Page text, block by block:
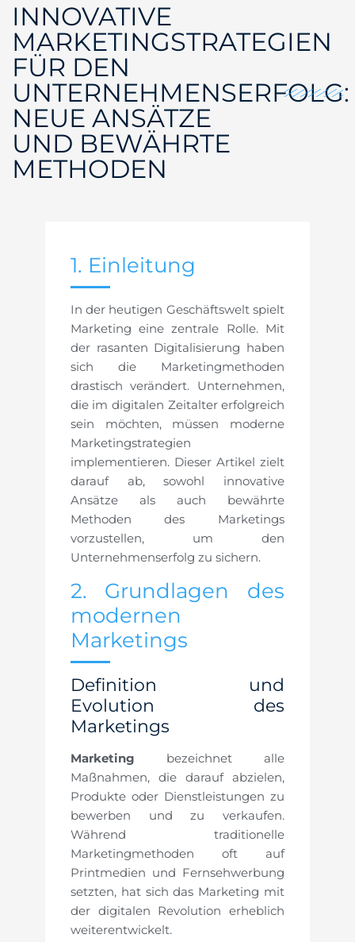
INNOVATIVE
MARKETINGSTRATEGIEN
FÜR DEN
UNTERNEHMENSERFOLG:
NEUE ANSÄTZE
UND BEWÄHRTE
METHODEN
1. Einleitung
In der heutigen Geschäftswelt spielt
Marketing eine zentrale Rolle. Mit
der rasanten Digitalisierung haben
sich die Marketingmethoden
drastisch verändert. Unternehmen,
die im digitalen Zeitalter erfolgreich
sein möchten, müssen moderne
Marketingstrategien
implementieren. Dieser Artikel zielt
darauf ab, sowohl innovative
Ansätze als auch bewährte
Methoden des Marketings
vorzustellen, um den
Unternehmenserfolg zu sichern.
2. Grundlagen des
modernen
Marketings
Definition und
Evolution des
Marketings
Marketing bezeichnet alle
Maßnahmen, die darauf abzielen,
Produkte oder Dienstleistungen zu
bewerben und zu verkaufen.
Während traditionelle
Marketingmethoden oft auf
Printmedien und Fernsehwerbung
setzten, hat sich das Marketing mit
der digitalen Revolution erheblich
weiterentwickelt.